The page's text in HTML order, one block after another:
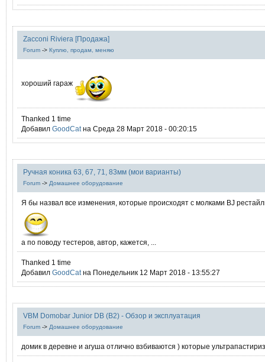
Zacconi Riviera [Продажа]
Forum -> Куплю, продам, меняю
хороший гараж
Thanked 1 time
Добавил GoodCat на Среда 28 Март 2018 - 00:20:15
Ручная коника 63, 67, 71, 83мм (мои варианты)
Forum -> Домашнее оборудование
Я бы назвал все изменения, которые происходят с молками BJ
а по поводу тестеров, автор, кажется, ...
Thanked 1 time
Добавил GoodCat на Понедельник 12 Март 2018 - 13:55:27
VBM Domobar Junior DB (B2) - Обзор и эксплуатация
Forum -> Домашнее оборудование
домик в деревне и агуша отлично взбиваются ) которые